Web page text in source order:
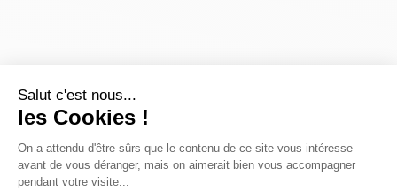
Salut c'est nous...
les Cookies !
On a attendu d'être sûrs que le contenu de ce site vous intéresse
avant de vous déranger, mais on aimerait bien vous accompagner
pendant votre visite...